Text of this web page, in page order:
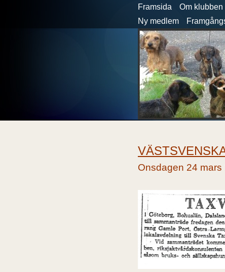
Framsida Om klubben
Ny medlem
Onsdagen 24